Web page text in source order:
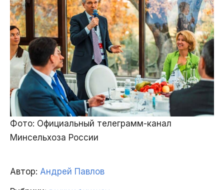
Фото: Официальный телеграмм-канал
Минсельхоза России
Автор: Андрей Павлов